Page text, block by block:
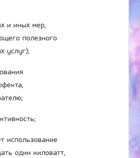
и иных мер,
полезного
услуг);
использование
один киловатт,